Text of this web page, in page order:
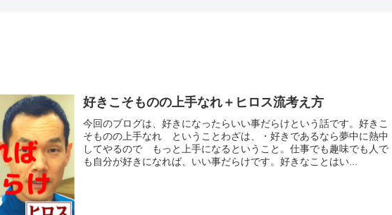
好きこそものの上手なれ＋ヒロス流考え方
今回のブログは、好きになったらいい事だらけという話です。好きこ
そものの上手なれ ということわざは、・好きであるなら夢中に熱中
してやるので もっと上手になるということ。仕事でも趣味でも人で
も自分が好きになれば、いい事だらけです。好きなことはい...